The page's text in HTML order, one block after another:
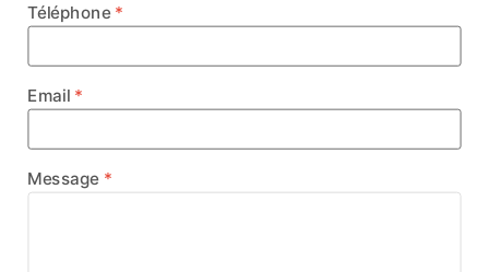
Téléphone
Email
Message